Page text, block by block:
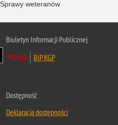
Sprawy weteranów
Biuletyn Informacji Publicznej
BIP KGP
Dostępność
Deklaracja dostępności